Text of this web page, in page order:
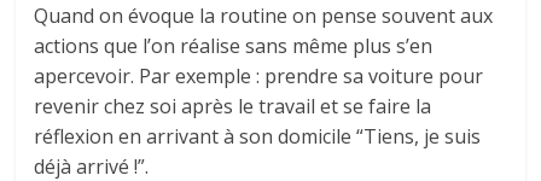
Quand on évoque la routine on pense souvent aux
actions que l’on réalise sans même plus s’en
apercevoir. Par exemple : prendre sa voiture pour
revenir chez soi après le travail et se faire la
réflexion en arrivant à son domicile “Tiens, je suis
déjà arrivé !”.